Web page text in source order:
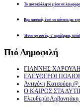
Το αυτοκόλλητο μέσα σε
Βρε παππού, έτσι το κάνατε με
Ήταν φτυστός, τ’ ορκίζομαι,
Πιό Δημοφιλή
ΓΙΑΝΝΗΣ
ΕΛΕΥΘΕΡΟΙ
Αντιγόνη Κατσούρη
Ο ΚΑΙΡΟΣ ΣΤΑ
Ελευθερία